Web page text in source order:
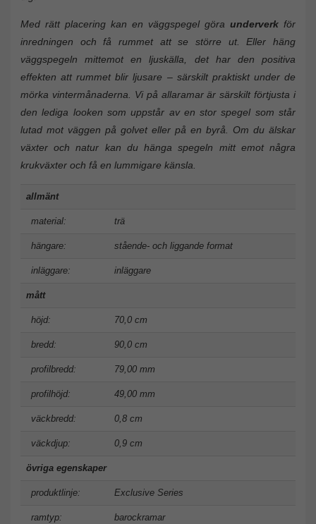
Med rätt placering kan en väggspegel göra underverk för
inredningen och få rummet att se större ut. Eller häng
väggspegeln mittemot en ljuskälla, det har den positiva
effekten att rummet blir ljusare – särskilt praktiskt under de
mörka vintermånaderna. Vi på allaramar är särskilt förtjusta i
den lediga looken som uppstår av en stor spegel som står
lutad mot väggen på golvet eller på en byrå. Om du älskar
växter och natur kan du hänga spegeln mitt emot några
krukväxter och få en lummigare känsla.
allmänt
material: trä
hängare: stående- och liggande format
inläggare: inläggare
mått
höjd: 70,0 cm
bredd: 90,0 cm
profilbredd: 79,00 mm
profilhöjd: 49,00 mm
väckbredd: 0,8 cm
väckdjup: 0,9 cm
övriga egenskaper
produktlinje: Exclusive Series
ramtyp: barockramar